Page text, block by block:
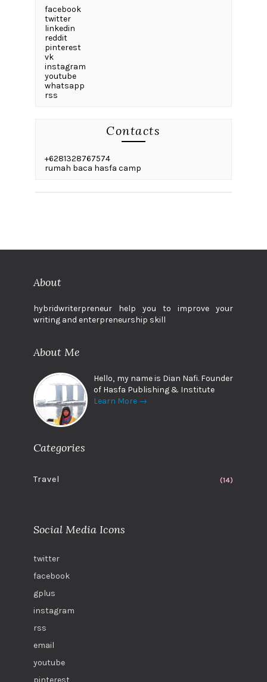
facebook
twitter
linkedin
reddit
pinterest
vk
instagram
youtube
whatsapp
rss
Contacts
+6281328767574
rumah baca hasfa camp
About
hybridwriterpreneur help you to improve your
writing and enterpreneurship skill
About Me
Hello, my name is Dian Nafi. Founder
of Hasfa Publishing & Institute
Learn More →
Categories
Travel (14)
Social Media Icons
twitter
facebook
gplus
instagram
rss
email
youtube
pinterest